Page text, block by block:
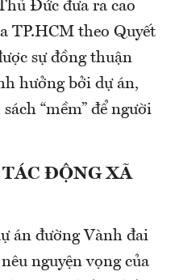
Đức đưa ra cao
TP.HCM theo Quyết
sự đồng thuận
hưởng bởi dự án,
“mềm” để người
ĐỘNG XÃ
án đường Vành đai
nguyện vọng của